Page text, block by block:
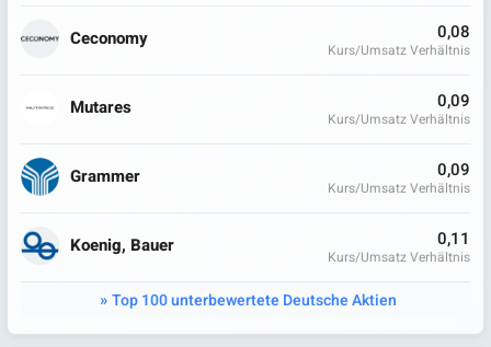
Ceconomy 0,08
Kurs/Umsatz Verhältnis
Mutares 0,09
Kurs/Umsatz Verhältnis
Grammer 0,09
Kurs/Umsatz Verhältnis
Koenig, Bauer 0,11
Kurs/Umsatz Verhältnis
Top 100 unterbewertete Deutsche Aktien